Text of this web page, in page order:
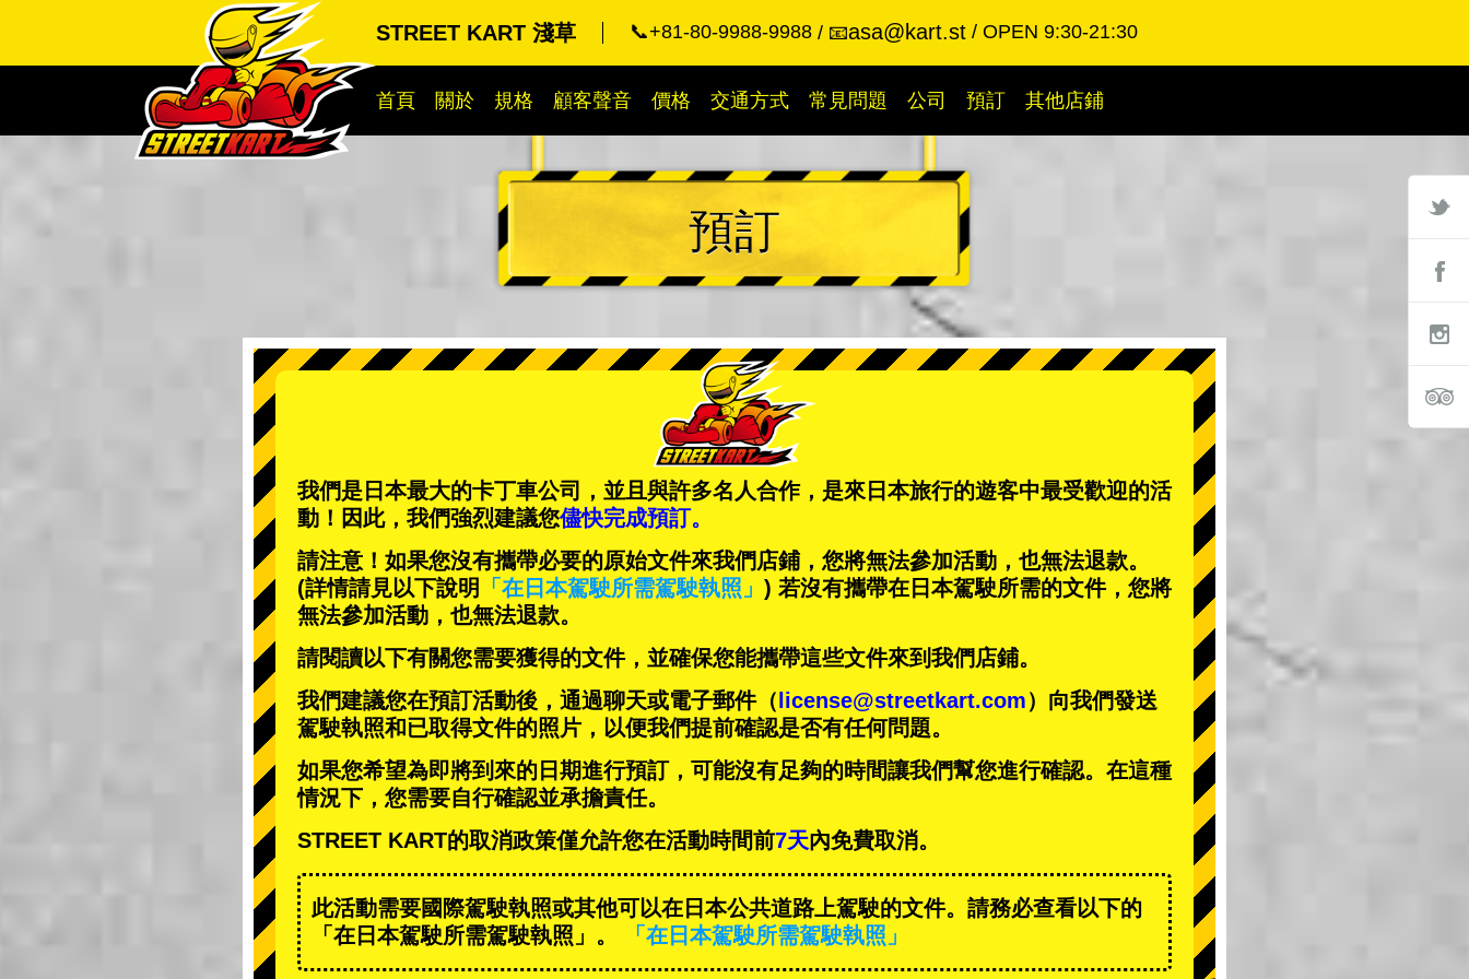
STREET KART 淺草 📞+81-80-9988-9988 📧asa@kart.st OPEN 9:30-21:30
首頁 關於 規格 顧客聲音 價格 交通方式 常見問題 公司 預訂 其他店鋪
預訂
我們是日本最大的卡丁車公司，並且與許多名人合作，是來日本旅行的遊客中最受歡迎的活
動 ！因此，我們強烈建議您儘快完成預訂。
請注意！如果您沒有攜帶必要的原始文件來我們店鋪，您將無法參加活動，也無法退款。
(詳情請見以下說明
「在日本駕駛所需駕駛執照」 ) 若沒有攜帶在日本駕駛所需的文件，您將
無法參加活動，也無法退款。
請閱讀以下有關您需要獲得的文件，並確保您能攜帶這些文件來到我們店鋪。
我們建議您在預訂活動後，通過聊天或電子郵件（ license@streetkart.com）向我們發送
駕駛執照和已取得文件的照片，以便我們提前確認是否有任何問題。
如果您希望為即將到來的日期進行預訂，可能沒有足夠的時間讓我們幫您進行確認。在這種
情況下，您需要自行確認並承擔責任。
STREET KART的取消政策僅允許您在活動時間前7天內免費取消。
此活動需要國際駕駛執照或其他可以在日本公共道路上駕駛的文件。請務必查看以下的
「在日本駕駛所需駕駛執照」。
「在日本駕駛所需駕駛執照」